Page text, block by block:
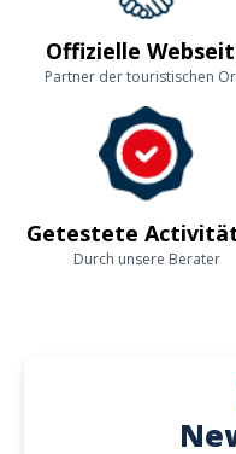
Offizielle
Partner der touristischen
Getestete
Durch unsere Berater